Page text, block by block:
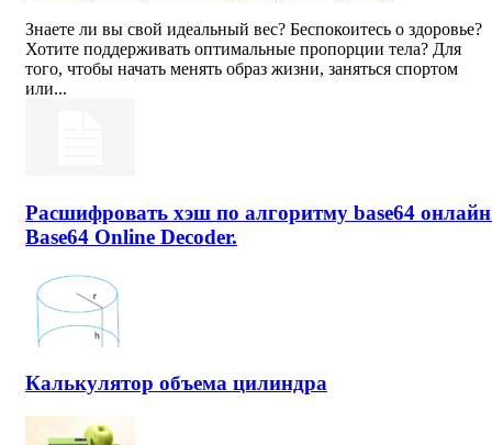
Знаете ли вы свой идеальный вес? Беспокоитесь о здоровье?
Хотите поддерживать оптимальные пропорции тела? Для
того, чтобы начать менять образ жизни, заняться спортом
или...
Расшифровать хэш по алгоритму base64
Base64 Online Decoder.
Калькулятор объема цилиндра